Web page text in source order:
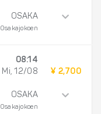
OSAKA
Osakajokoen
08:14
Mi, 12/08
OSAKA
Osakajokoen
¥ 2,700